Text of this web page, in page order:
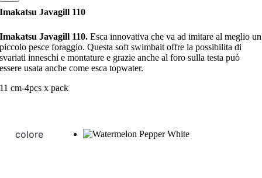
Imakatsu Javagill 110
Imakatsu Javagill 110. Esca innovativa che va ad imitare al meglio un
piccolo pesce foraggio. Questa soft swimbait offre la possibilita di
svariati inneschi e montature e grazie anche al foro sulla testa può
essere usata anche come esca topwater.
11 cm-4pcs x pack
colore